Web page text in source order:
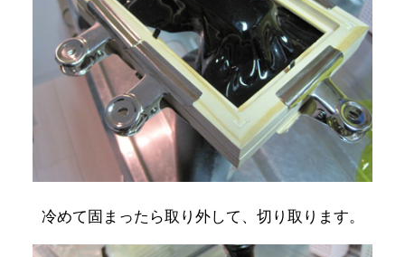
冷めて固まったら取り外して、切り取ります。